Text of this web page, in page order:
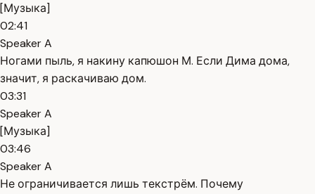
[Музыка]
02:41
Speaker A
Ногами пыль, я накину капюшон М. Если Дима дома,
значит, я раскачиваю дом.
03:31
Speaker A
[Музыка]
03:46
Speaker A
Не ограничивается лишь текстрём. Почему